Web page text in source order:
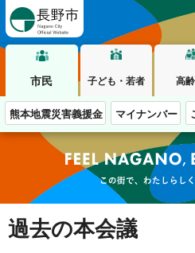
市民 子ども・若者 高
熊本地震災害義援金 マイナンバー
この街で、わたしらし
過去の本会議